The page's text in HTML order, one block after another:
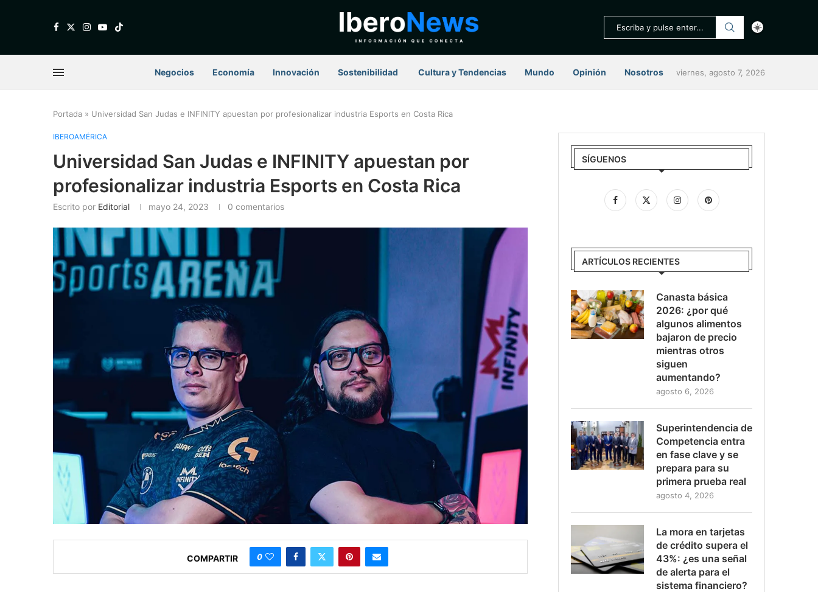
Negocios Economía Innovación Sostenibilidad ⁠ Cultura y Tendencias Mundo Opinión Nosotros viernes, agosto 7, 2026
Portada » Universidad San Judas e INFINITY apuestan por profesionalizar industria Esports en Costa Rica
IBEROAMÉRICA
Universidad San Judas e INFINITY apuestan por
profesionalizar industria Esports en Costa Rica
Escrito por Editorial mayo 24, 2023 0 comentarios
COMPARTIR 0
SÍGUENOS
ARTÍCULOS RECIENTES
Canasta básica
2026: ¿por qué
algunos alimentos
bajaron de precio
mientras otros
siguen
aumentando?
agosto 6, 2026
Superintendencia de
Competencia entra
en fase clave y se
prepara para su
primera prueba real
agosto 4, 2026
La mora en tarjetas
de crédito supera el
43%: ¿es una señal
de alerta para el
sistema financiero?